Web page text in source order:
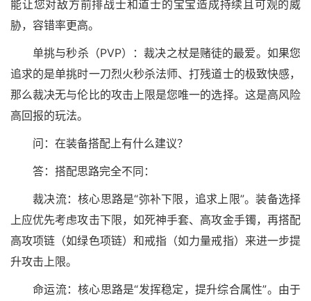
能让您对敌方前排战士和道士的宝宝造成持续且可观的威
胁，容错率更高。
单挑与秒杀（PVP）：裁决之杖是赌徒的最爱。如果您
追求的是单挑时一刀烈火秒杀法师、打残道士的极致快感，
那么裁决无与伦比的攻击上限是您唯一的选择。这是高风险
高回报的玩法。
问：在装备搭配上有什么建议？
答：搭配思路完全不同：
裁决流：核心思路是“弥补下限，追求上限”。装备选择
上应优先考虑攻击下限，如死神手套、高攻金手镯，再搭配
高攻项链（如绿色项链）和戒指（如力量戒指）来进一步提
升攻击上限。
命运流：核心思路是“发挥稳定，提升综合属性”。由于